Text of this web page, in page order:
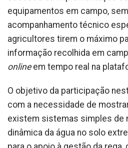
equipamentos em campo,
acompanhamento técnico
agricultores tirem o máximo
informação recolhida em
online em tempo real na
O objetivo da participação
com a necessidade de
existem sistemas simples de
dinâmica da água no solo